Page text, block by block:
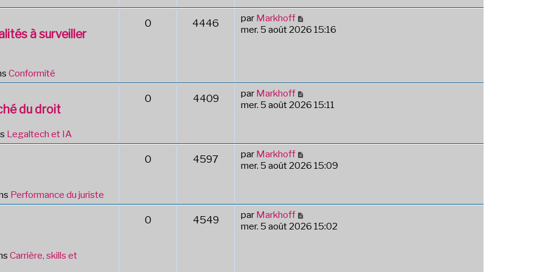
à surveiller
Conformité
0 4446 par Markhoff
mer. 5 août 2026 15:16
du droit
Legaltech et IA
0 4409 par Markhoff
mer. 5 août 2026 15:11
Performance du juriste
0 4597 par Markhoff
mer. 5 août 2026 15:09
Carrière, skills et
0 4549 par Markhoff
mer. 5 août 2026 15:02